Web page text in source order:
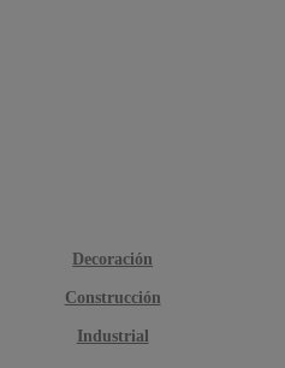
Decoración
Construcción
Industrial